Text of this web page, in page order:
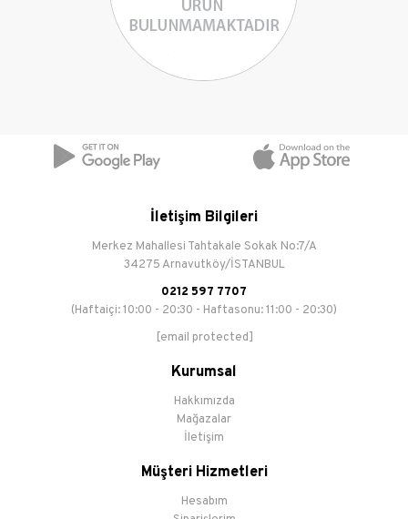
İletişim Bilgileri
Merkez Mahallesi Tahtakale Sokak No:7/A
34275 Arnavutköy/İSTANBUL
0212 597 7707
(Haftaiçi: 10:00 - 20:30 - Haftasonu: 11:00 - 20:30)
[email protected]
Kurumsal
Hakkımızda
Mağazalar
İletişim
Müşteri Hizmetleri
Hesabım